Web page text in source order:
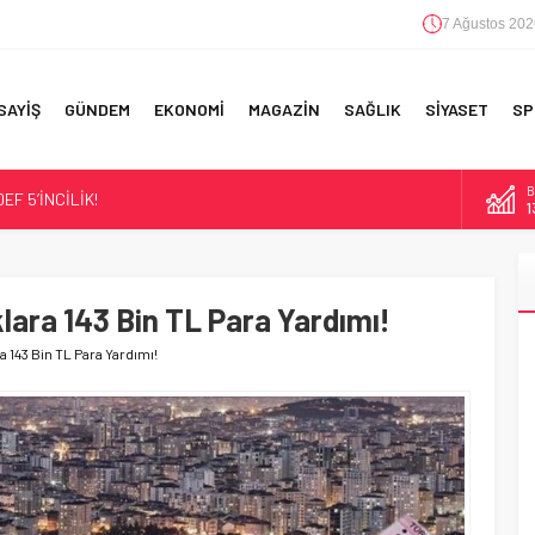
7 Ağustos
GÜNDEM EKONOMİ MAGAZİN SAĞLIK SİYASET
5’İNCİLİK!
EN BÜYÜK HATALAR
143 Bin TL Para Yardımı!
Bin TL Para Yardımı!